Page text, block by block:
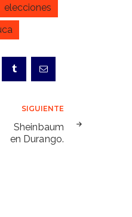
elecciones
SIGUIENTE
Sheinbaum
en Durango.